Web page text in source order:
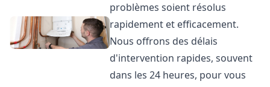
problèmes soient résolus
rapidement et efficacement.
Nous offrons des délais
d'intervention rapides, souvent
dans les 24 heures, pour vous